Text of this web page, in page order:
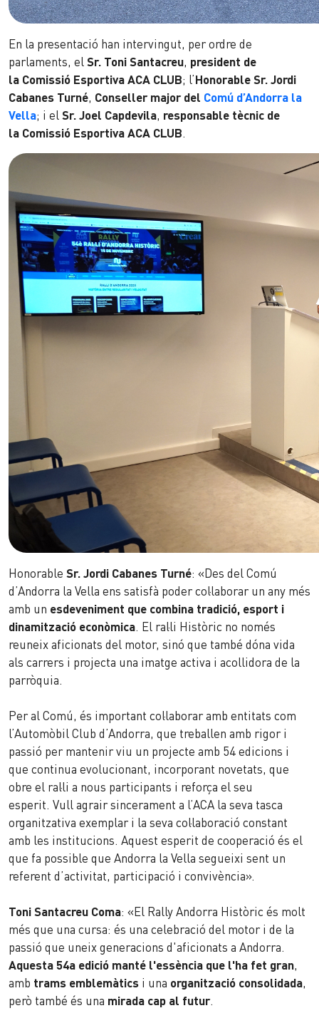
En la presentació han intervingut, per ordre de
parlaments, elSr. Toni Santacreu, president de
la Comissió Esportiva ACA CLUB; l’Honorable Sr. Jordi
Cabanes Turné, Conseller major del Comú d’Andorra la
Vella; i elSr. Joel Capdevila, responsable tècnic de
la Comissió Esportiva ACA CLUB.
Honorable Sr. Jordi Cabanes Turné: «Des del Comú
d’Andorra la Vella ens satisfà poder col·laborar un any més
amb un esdeveniment que combina tradició, esport i
dinamització econòmica. El ral·li Històric no només
reuneix aficionats del motor, sinó que també dóna vida
als carrers i projecta una imatge activa i acollidora de la
parròquia.
Per al Comú, és important col·laborar amb entitats com
l’Automòbil Club d’Andorra, que treballen amb rigor i
passió per mantenir viu un projecte amb 54 edicions i
que continua evolucionant, incorporant novetats, que
obre el ral·li a nous participants i reforça el seu
esperit. Vull agrair sincerament a l’ACA la seva tasca
organitzativa exemplar i la seva col·laboració constant
amb les institucions. Aquest esperit de cooperació és el
que fa possible que Andorra la Vella segueixi sent un
referent d’activitat, participació i convivència».
Toni Santacreu Coma: «El Rally Andorra Històric és molt
més que una cursa: és una celebració del motor i de la
passió que uneix generacions d'aficionats a Andorra.
Aquesta 54a edició manté l'essència que l'ha fet gran,
amb trams emblemàtics i una organització consolidada,
però també és una mirada cap al futur.